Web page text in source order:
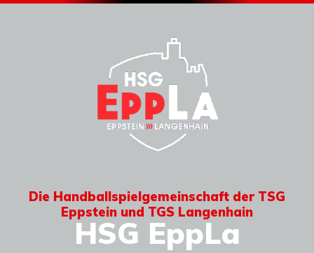
Die Handballspielgemeinschaft der TSG
Eppstein und TGS Langenhain
HSG EppLa